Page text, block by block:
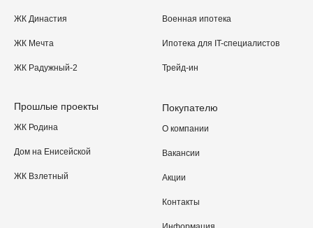
ЖК Династия
ЖК Мечта
ЖК Радужный-2
Прошлые проекты
ЖК Родина
Дом на Енисейской
ЖК Взлетный
Военная ипотека
Ипотека для IT-специалистов
Трейд-ин
Покупателю
О компании
Вакансии
Акции
Контакты